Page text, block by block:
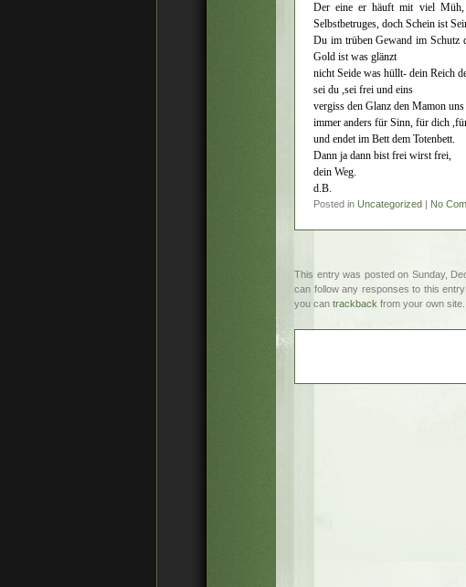
Der eine er häuft mit viel
Selbstbetruges, doch Schein ist
Du im trüben Gewand im Schutz
Gold ist was glänzt
nicht Seide was hüllt- dein Reich
sei du ,sei frei und eins
vergiss den Glanz den Mamon
immer anders für Sinn, für dich
und endet im Bett dem Totenbett.
Dann ja dann bist frei wirst frei,
dein Weg.
d.B.
Posted in Uncategorized | No
This entry was posted on Sunday,
can follow any responses to this
you can trackback from your own site.